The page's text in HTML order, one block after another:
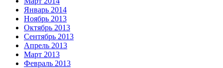
Январь 2014
Ноябрь 2013
Октябрь 2013
Сентябрь 2013
Апрель 2013
Март 2013
Февраль 2013